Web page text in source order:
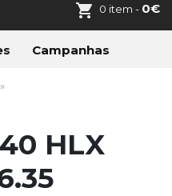
0 item - 0€
Campanhas
HLX